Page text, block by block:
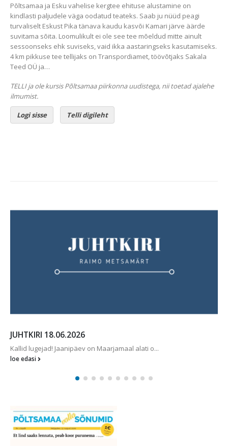
Põltsamaa ja Esku vahelise kergtee ehituse alustamine on
kindlasti paljudele väga oodatud teateks. Saab ju nüüd peagi
turvaliselt Eskust Pika tänava kaudu kasvõi Kamari järve äärde
suvitama sõita. Loomulikult ei ole see tee mõeldud mitte ainult
sessoonseks ehk suviseks, vaid ikka aastaringseks kasutamiseks.
4 km pikkuse tee tellijaks on Transpordiamet, töövõtjaks Sakala
Teed OÜ ja…
TELLI ja ole kursis Põltsamaa piirkonna uudistega, nii toetad ajalehe
ilmumist.
Logi sisse Telli digileht
JUHTKIRI 18.06.2026
Kallid lugejad! Jaanipäev on Maarjamaal alati o...
loe edasi